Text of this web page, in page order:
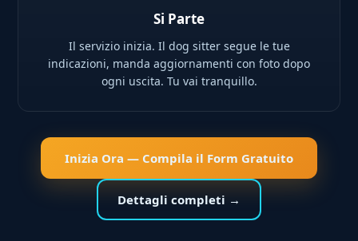
Si Parte
Il servizio inizia. Il dog sitter segue le tue
indicazioni, manda aggiornamenti con foto dopo
ogni uscita. Tu vai tranquillo.
Inizia Ora — Compila il Form Gratuito
Dettagli completi →